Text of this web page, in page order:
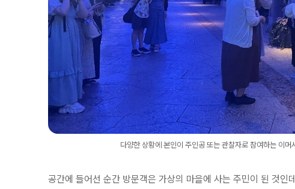
다양한 상황에 본인이 주인공 또는 관찰자로 참여하는
공간에 들어선 순간 방문객은 가상의 마을에 사는 주민이 된 것인